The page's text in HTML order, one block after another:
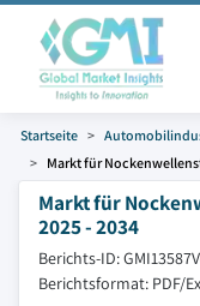
Startseite
Markt für
Markt für
2025 - 2034
Berichts-ID: GMI13587
Berichtsformat: PDF/